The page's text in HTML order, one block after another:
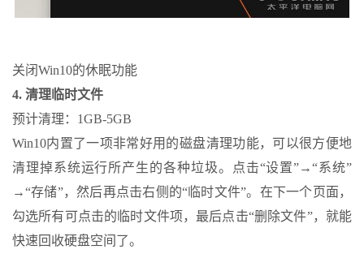
关闭Win10的休眠功能
4. 清理临时文件
预计清理：1GB-5GB
Win10内置了一项非常好用的磁盘清理功能，可以很方便地
清理掉系统运行所产生的各种垃圾。点击“设置”→“系统”
→“存储”，然后再点击右侧的“临时文件”。在下一个页面，
勾选所有可点击的临时文件项，最后点击“删除文件”，就能
快速回收硬盘空间了。